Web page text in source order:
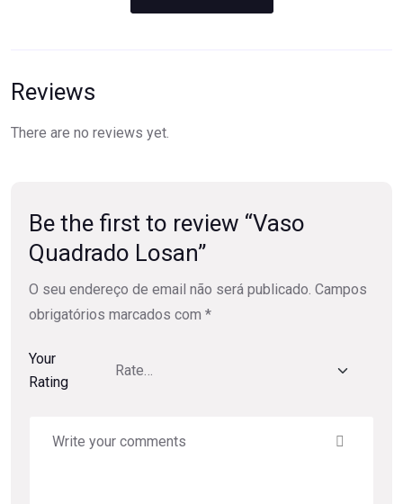
Reviews
There are no reviews yet.
Be the first to review “Vaso
Quadrado Losan”
O seu endereço de email não será publicado. Campos
obrigatórios marcados com *
Your
Rating